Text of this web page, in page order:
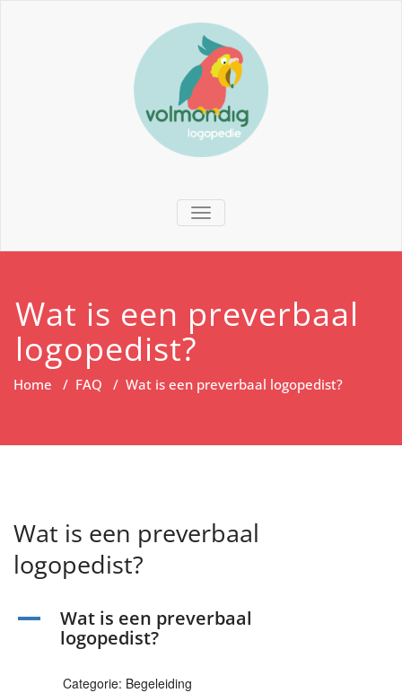
TOGGLE NAVIGATION
Wat is een preverbaal
logopedist?
Home / FAQ / Wat is een preverbaal logopedist?
Wat is een preverbaal
logopedist?
A
Wat is een preverbaal
logopedist?
Categorie: Begeleiding